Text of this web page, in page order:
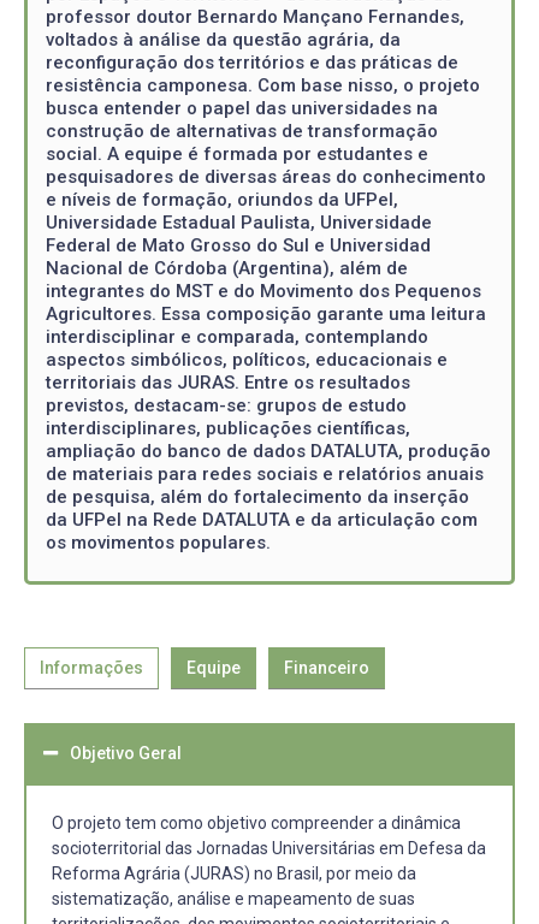
professor doutor Bernardo Mançano Fernandes,
voltados à análise da questão agrária, da
reconfiguração dos territórios e das práticas de
resistência camponesa. Com base nisso, o projeto
busca entender o papel das universidades na
construção de alternativas de transformação
social. A equipe é formada por estudantes e
pesquisadores de diversas áreas do conhecimento
e níveis de formação, oriundos da UFPel,
Universidade Estadual Paulista, Universidade
Federal de Mato Grosso do Sul e Universidad
Nacional de Córdoba (Argentina), além de
integrantes do MST e do Movimento dos Pequenos
Agricultores. Essa composição garante uma leitura
interdisciplinar e comparada, contemplando
aspectos simbólicos, políticos, educacionais e
territoriais das JURAS. Entre os resultados
previstos, destacam-se: grupos de estudo
interdisciplinares, publicações científicas,
ampliação do banco de dados DATALUTA, produção
de materiais para redes sociais e relatórios anuais
de pesquisa, além do fortalecimento da inserção
da UFPel na Rede DATALUTA e da articulação com
os movimentos populares.
Informações Equipe Financeiro
Objetivo Geral
O projeto tem como objetivo compreender a dinâmica
socioterritorial das Jornadas Universitárias em Defesa da
Reforma Agrária (JURAS) no Brasil, por meio da
sistematização, análise e mapeamento de suas